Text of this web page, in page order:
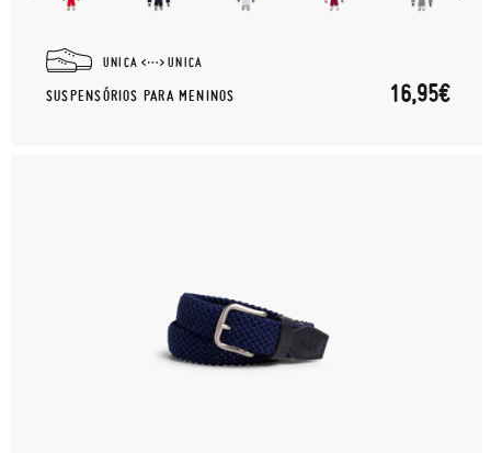
UNICA UNICA
SUSPENSÓRIOS PARA MENINOS 16,95€